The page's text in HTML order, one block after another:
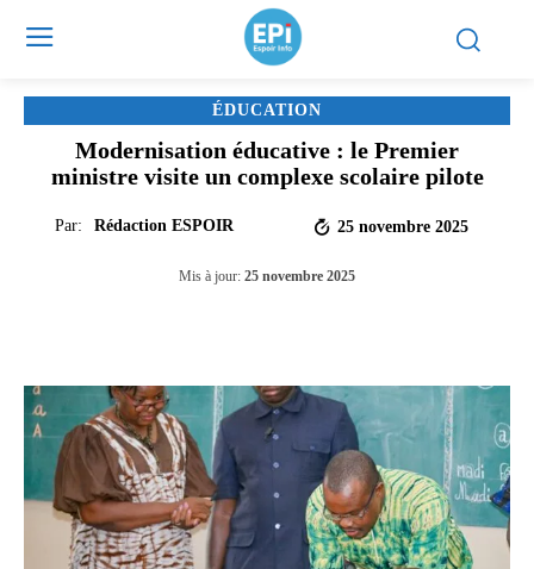
ÉDUCATION
Modernisation éducative : le Premier
ministre visite un complexe scolaire pilote
Par: Rédaction ESPOIR 25 novembre 2025
Mis à jour: 25 novembre 2025